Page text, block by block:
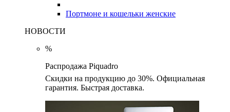
Портмоне и кошельки женские
НОВОСТИ
%
Распродажа Piquadro
Скидки на продукцию до 30%. Официальная
гарантия. Быстрая доставка.